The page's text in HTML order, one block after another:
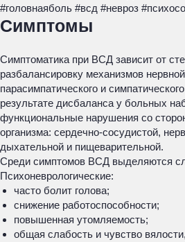
#головнаяболь #всд #невроз
Симптомы
Симптоматика при ВСД зависит от
разбалансировку механизмов
парасимпатического и
результате дисбаланса у больных
функциональные нарушения со
организма: сердечно-сосудистой,
дыхательной и пищеварительной.
Среди симптомов ВСД выделяются
Психоневрологические:
часто болит голова;
снижение работоспособности;
повышенная утомляемость;
общая слабость и чувство